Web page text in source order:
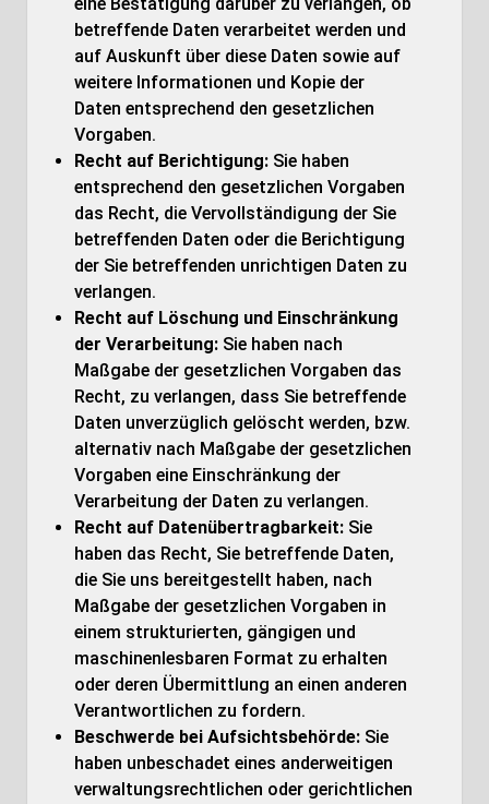
betreffende Daten verarbeitet werden und
auf Auskunft über diese Daten sowie auf
weitere Informationen und Kopie der
Daten entsprechend den gesetzlichen
Vorgaben.
Recht auf Berichtigung:Sie haben
entsprechend den gesetzlichen Vorgaben
das Recht, die Vervollständigung der Sie
betreffenden Daten oder die Berichtigung
der Sie betreffenden unrichtigen Daten zu
verlangen.
Recht auf Löschung und Einschränkung
der Verarbeitung:Sie haben nach
Maßgabe der gesetzlichen Vorgaben das
Recht, zu verlangen, dass Sie betreffende
Daten unverzüglich gelöscht werden, bzw.
alternativ nach Maßgabe der gesetzlichen
Vorgaben eine Einschränkung der
Verarbeitung der Daten zu verlangen.
Recht auf Datenübertragbarkeit:Sie
haben das Recht, Sie betreffende Daten,
die Sie uns bereitgestellt haben, nach
Maßgabe der gesetzlichen Vorgaben in
einem strukturierten, gängigen und
maschinenlesbaren Format zu erhalten
oder deren Übermittlung an einen anderen
Verantwortlichen zu fordern.
Beschwerde bei Aufsichtsbehörde:Sie
haben unbeschadet eines anderweitigen
verwaltungsrechtlichen oder gerichtlichen